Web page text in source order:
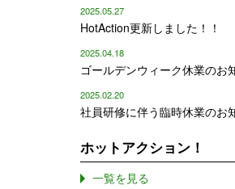
2025.05.27
HotAction更新しました！！
2025.04.18
ゴールデンウィーク休業のお
2025.02.20
社員研修に伴う臨時休業のお
ホットアクション！
一覧を見る